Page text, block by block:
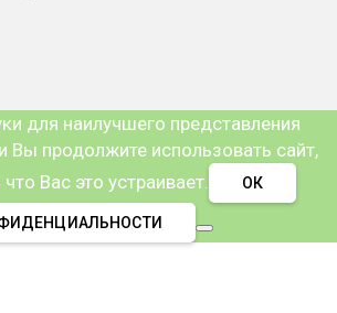
для наилучшего представления
Вы продолжите использовать сайт,
Вас это устраивает.
ОК